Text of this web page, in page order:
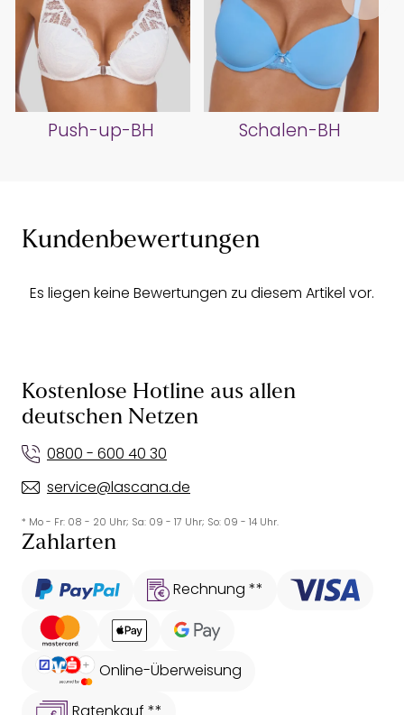
Push-up-BH Schalen-BH
Kundenbewertungen
Es liegen keine Bewertungen zu diesem Artikel vor.
Kostenlose Hotline aus allen
deutschen Netzen
0800 - 600 40 30
service@lascana.de
* Mo - Fr: 08 - 20 Uhr; Sa: 09 - 17 Uhr; So: 09 - 14 Uhr.
Zahlarten
Rechnung **
Online-Überweisung